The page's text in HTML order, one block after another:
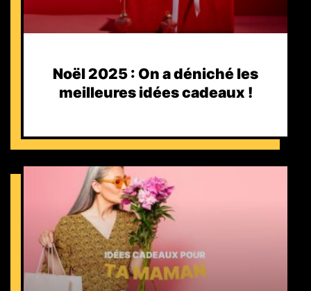
Noël 2025 : On a déniché les
meilleures idées cadeaux !